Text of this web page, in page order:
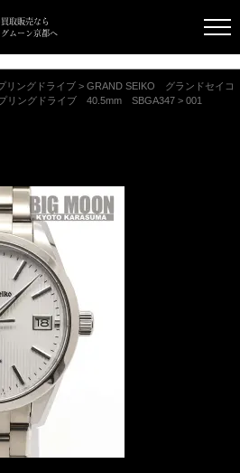
取販売なら
ムーン京都へ
リングドライブ > GRAND SEIKO グランドセイコ
リングドライブ 40.5mm SBGA347 > 001